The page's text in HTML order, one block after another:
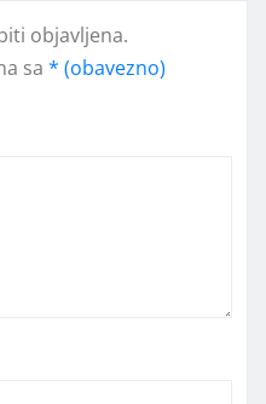
objavljena.
sa * (obavezno)